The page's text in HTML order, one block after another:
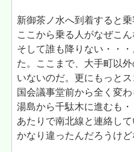
新御茶ノ水へ到着すると
ここから乗る人がなぜこ
そして誰も降りない・・
た。ここまで、大手町以
いないのだ。更にもっと
国会議事堂前から全く変わ
湯島から千駄木に進むも
あたりで南北線と連絡し
かなり違ったんだろうけど